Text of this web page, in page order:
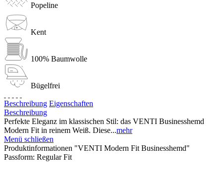
Popeline
Kent
100% Baumwolle
Bügelfrei
Beschreibung Eigenschaften
Beschreibung
Perfekte Eleganz im klassischen Stil: das VENTI Businesshemd
Modern Fit in reinem Weiß. Diese...mehr
Menü schließen
Produktinformationen "VENTI Modern Fit Businesshemd"
Passform: Regular Fit